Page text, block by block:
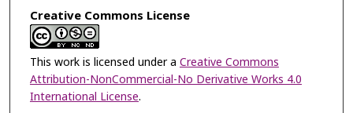
Creative Commons License
This work is licensed under a Creative Commons
Attribution-NonCommercial-No Derivative Works 4.0
International License.